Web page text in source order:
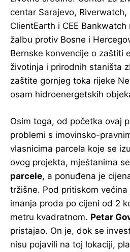
centar Sarajevo, Riverwatch,
ClientEarth i CEE
žalbu protiv Bosne i
Bernske konvencije o zaštiti
životinja i prirodnih staništa
zaštite gornjeg toka rijeke
osam hidroenergetskih
Osim toga, od početka ovaj
problemi s imovinsko-
vlasnicima parcela koje se
ovog projekta, mještanima
parcele, a ponuđena je
tržišne. Pod pritiskom
imanja proda po cijeni od 2
metru kvadratnom. Petar
pristajao. On je, dok se
nisu pojavili na toj lokaciji,